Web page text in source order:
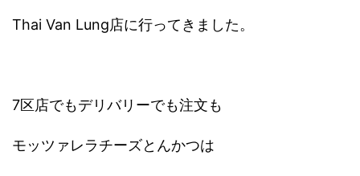
Thai Van Lung店に行ってきました。
7区店でもデリバリーでも注文も
モッツァレラチーズとんかつは